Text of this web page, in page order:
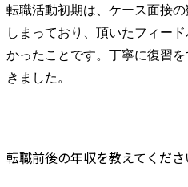
転職活動初期は、ケース面接
しまっており、頂いたフィー
かったことです。丁寧に復習
きました。
転職前後の年収を教えてくださ